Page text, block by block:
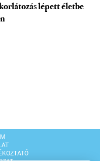
lépett életbe